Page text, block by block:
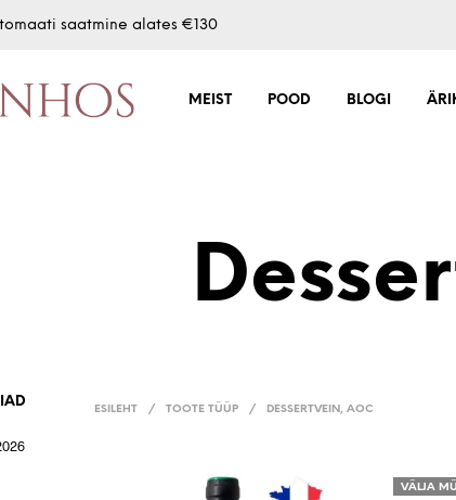
saatmine alates €130
MEIST POOD BLOGI
ESILEHT / TOOTE TÜÜP / DESSERTVEIN, AOC
VÄLJA